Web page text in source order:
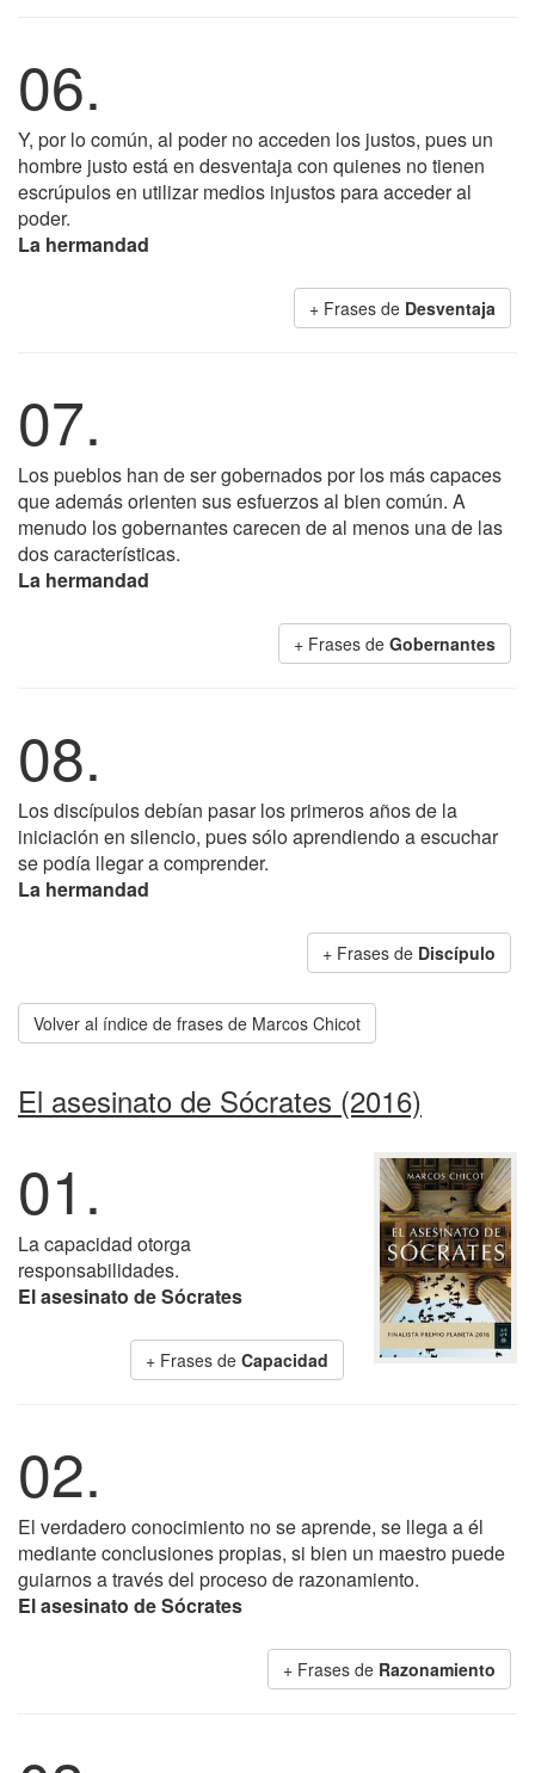
06.
Y, por lo común, al poder no acceden los justos, pues un
hombre justo está en desventaja con quienes no tienen
escrúpulos en utilizar medios injustos para acceder al
poder.
La hermandad
+ Frases de Desventaja
07.
Los pueblos han de ser gobernados por los más capaces
que además orienten sus esfuerzos al bien común. A
menudo los gobernantes carecen de al menos una de las
dos características.
La hermandad
+ Frases de Gobernantes
08.
Los discípulos debían pasar los primeros años de la
iniciación en silencio, pues sólo aprendiendo a escuchar
se podía llegar a comprender.
La hermandad
+ Frases de Discípulo
Volver al índice de frases de Marcos Chicot
El asesinato de Sócrates (2016)
01.
La capacidad otorga
responsabilidades.
El asesinato de Sócrates
+ Frases de Capacidad
02.
El verdadero conocimiento no se aprende, se llega a él
mediante conclusiones propias, si bien un maestro puede
guiarnos a través del proceso de razonamiento.
El asesinato de Sócrates
+ Frases de Razonamiento